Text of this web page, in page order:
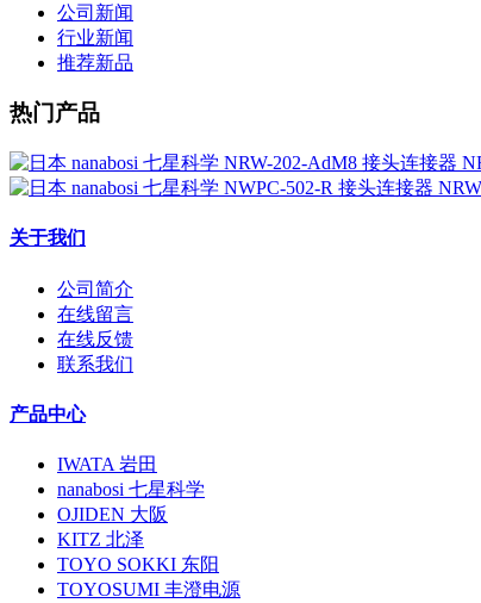
公司新闻
行业新闻
推荐新品
热门产品
关于我们
公司简介
在线留言
在线反馈
联系我们
产品中心
IWATA 岩田
nanabosi 七星科学
OJIDEN 大阪
KITZ 北泽
TOYO SOKKI 东阳
TOYOSUMI 丰澄电源